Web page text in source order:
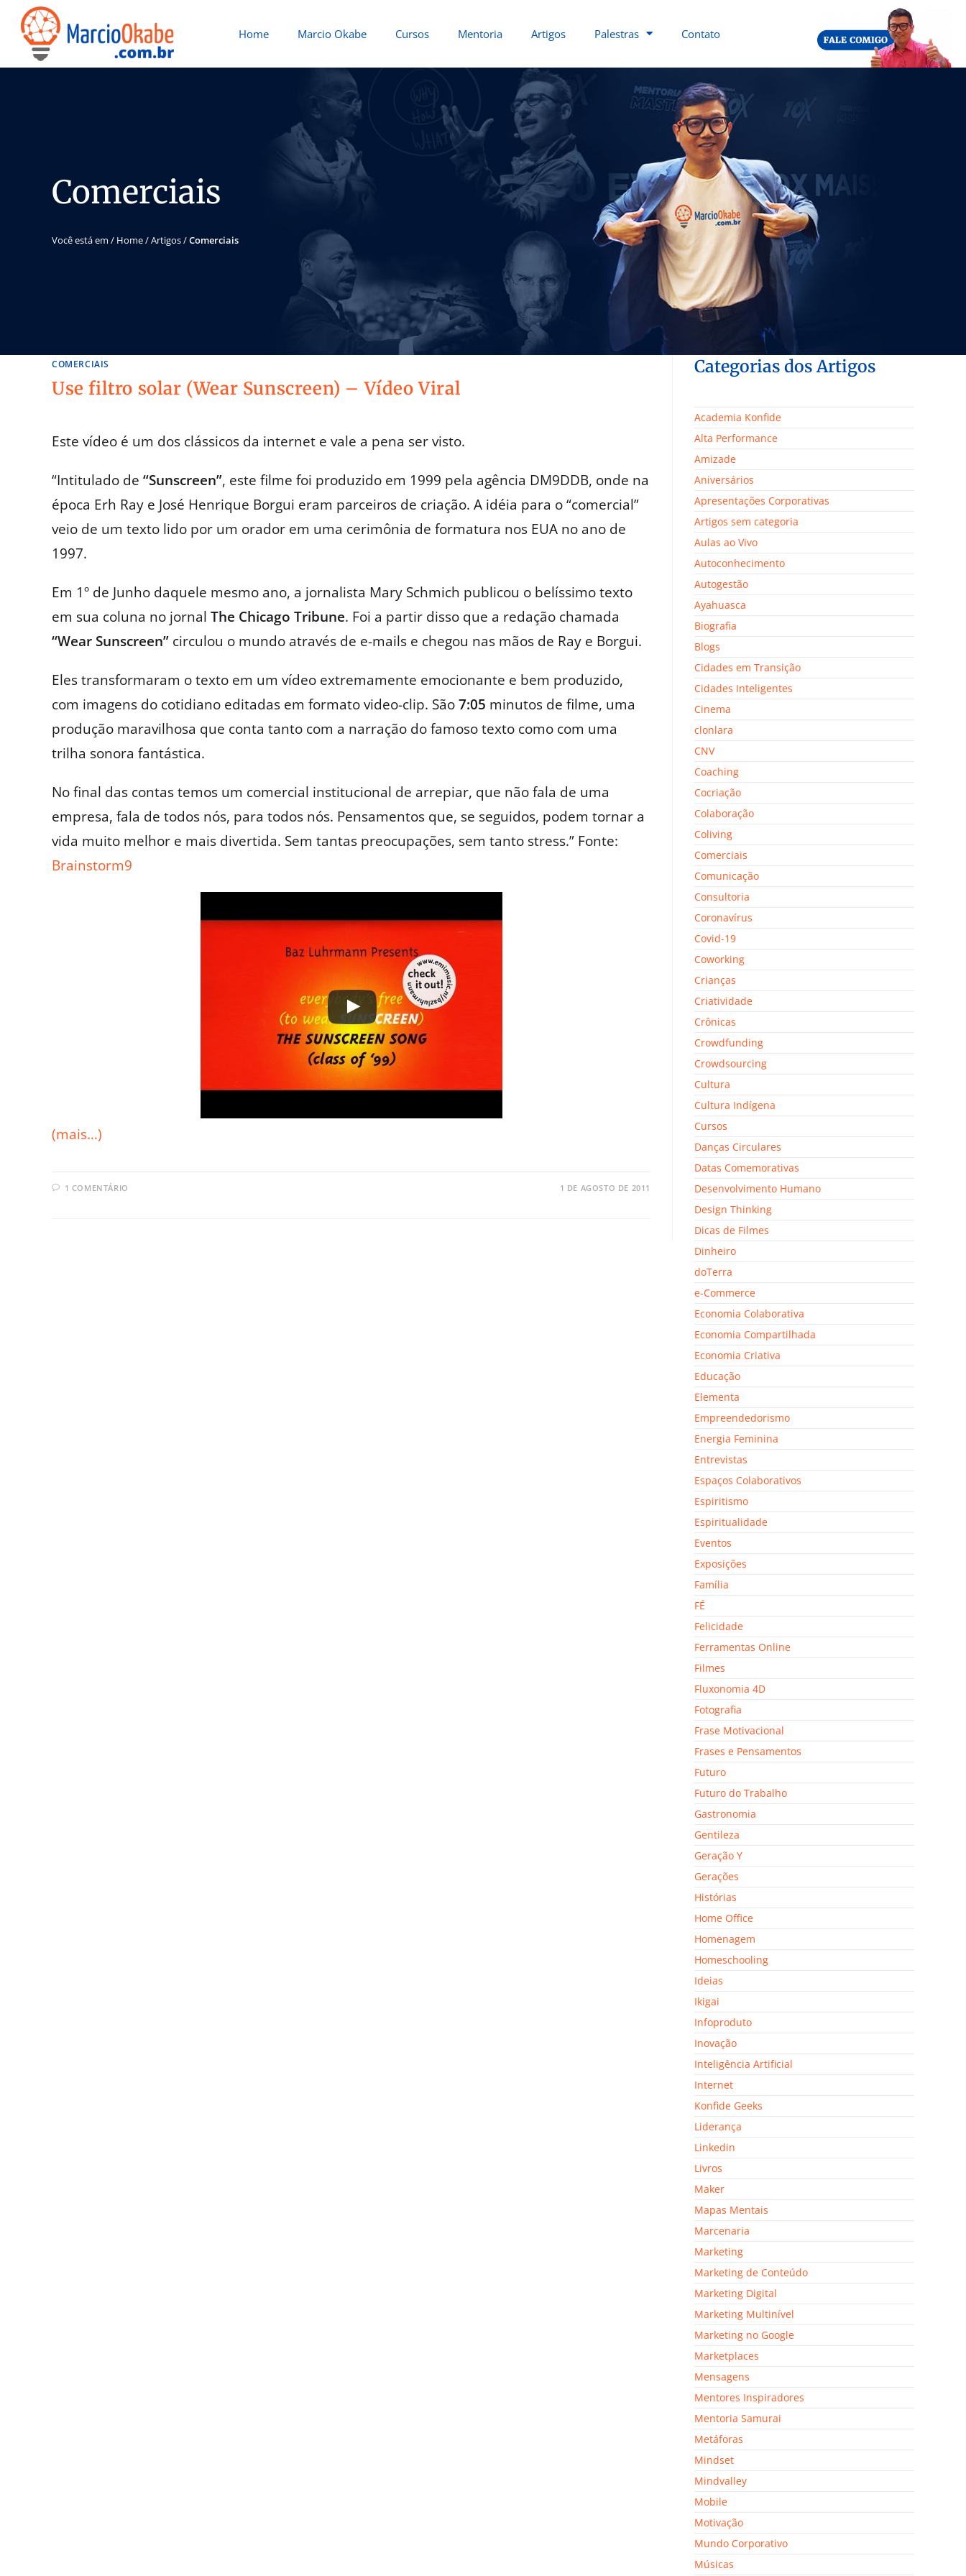
Home Marcio Okabe Cursos Mentoria Artigos Palestras Contato
Comerciais
Você está em / Home/Artigos/Comerciais
COMERCIAIS
Use filtro solar (Wear Sunscreen) – Vídeo Viral
Este vídeo é um dos clássicos da internet e vale a pena ser visto.
“Intitulado de “Sunscreen”, este filme foi produzido em 1999 pela agência DM9DDB, onde na
época Erh Ray e José Henrique Borgui eram parceiros de criação. A idéia para o “comercial”
veio de um texto lido por um orador em uma cerimônia de formatura nos EUA no ano de
1997.
Em 1º de Junho daquele mesmo ano, a jornalista Mary Schmich publicou o belíssimo texto
em sua coluna no jornal The Chicago Tribune. Foi a partir disso que a redação chamada
“Wear Sunscreen” circulou o mundo através de e-mails e chegou nas mãos de Ray e Borgui.
Eles transformaram o texto em um vídeo extremamente emocionante e bem produzido,
com imagens do cotidiano editadas em formato video-clip. São7:05 minutos de filme, uma
produção maravilhosa que conta tanto com a narração do famoso texto como com uma
trilha sonora fantástica.
No final das contas temos um comercial institucional de arrepiar, que não fala de uma
empresa, fala de todos nós, para todos nós. Pensamentos que, se seguidos, podem tornar a
vida muito melhor e mais divertida. Sem tantas preocupações, sem tanto stress.” Fonte:
Brainstorm9
(mais…)
1 COMENTÁRIO 1 DE AGOSTO DE 2011
Categorias dos Artigos
Academia Konfide
Alta Performance
Amizade
Aniversários
Apresentações Corporativas
Artigos sem categoria
Aulas ao Vivo
Autoconhecimento
Autogestão
Ayahuasca
Biografia
Blogs
Cidades em Transição
Cidades Inteligentes
Cinema
clonlara
CNV
Coaching
Cocriação
Colaboração
Coliving
Comerciais
Comunicação
Consultoria
Coronavírus
Covid-19
Coworking
Crianças
Criatividade
Crônicas
Crowdfunding
Crowdsourcing
Cultura
Cultura Indígena
Cursos
Danças Circulares
Datas Comemorativas
Desenvolvimento Humano
Design Thinking
Dicas de Filmes
Dinheiro
doTerra
e-Commerce
Economia Colaborativa
Economia Compartilhada
Economia Criativa
Educação
Elementa
Empreendedorismo
Energia Feminina
Entrevistas
Espaços Colaborativos
Espiritismo
Espiritualidade
Eventos
Exposições
Família
FÉ
Felicidade
Ferramentas Online
Filmes
Fluxonomia 4D
Fotografia
Frase Motivacional
Frases e Pensamentos
Futuro
Futuro do Trabalho
Gastronomia
Gentileza
Geração Y
Gerações
Histórias
Home Office
Homenagem
Homeschooling
Ideias
Ikigai
Infoproduto
Inovação
Inteligência Artificial
Internet
Konfide Geeks
Liderança
Linkedin
Livros
Maker
Mapas Mentais
Marcenaria
Marketing
Marketing de Conteúdo
Marketing Digital
Marketing Multinível
Marketing no Google
Marketplaces
Mensagens
Mentores Inspiradores
Mentoria Samurai
Metáforas
Mindset
Mindvalley
Mobile
Motivação
Mundo Corporativo
Músicas